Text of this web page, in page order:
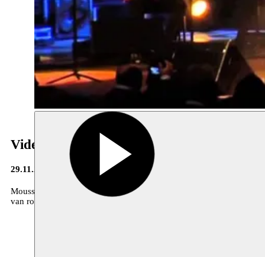
Video Moussem Sounds 2013
29.11.2013
Moussem Nomadisch Kunstencentrum en BOZAR hebben een
van rock, hiphop, jazz, electro, oriental en chanson, muziek